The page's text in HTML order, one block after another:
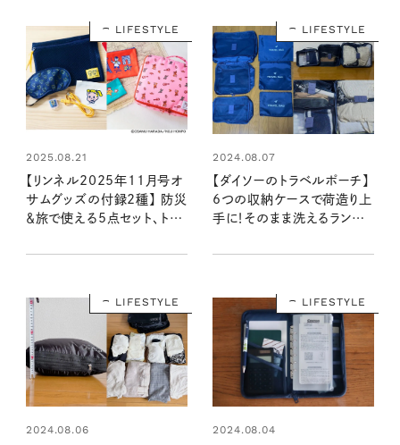
LIFESTYLE
2025.08.21
【リンネル2025年11月号オ
サムグッズの付録2種】 防災
＆旅で使える5点セット、トラ
すぎる！ （9/20発売リンネル
LIFESTYLE
2024.08.07
【ダイソーのトラベルポーチ】
6つの収納ケースで荷造り上
手に！そのまま洗えるランドリ
均クイーン渋谷飛鳥の『本当
LIFESTYLE
2024.08.06
LIFESTYLE
2024.08.04